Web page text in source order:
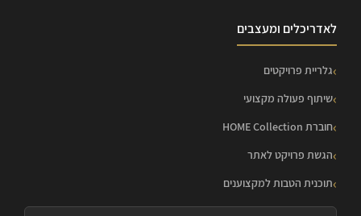
לאדריכלים ומעצבים
גלריית פרויקטים
שיתוף פעולה מקצועי
חוברת HOME Collection
הגשת פרויקט לאתר
תוכנית הטבות למקצוענים